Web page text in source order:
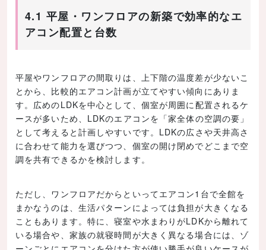
4.1 平屋・ワンフロアの新築で効率的なエ
アコン配置と台数
平屋やワンフロアの間取りは、上下階の温度差が少ないこ
とから、比較的エアコン計画が立てやすい傾向にありま
す。広めのLDKを中心として、個室が周囲に配置されるケ
ースが多いため、LDKのエアコンを「家全体の空調の要」
として考えると計画しやすいです。LDKの広さや天井高さ
に合わせて能力を選びつつ、個室の開け閉めでどこまで空
調を共有できるかを検討します。
ただし、ワンフロアだからといってエアコン1台で全館を
まかなうのは、生活パターンによっては負担が大きくなる
こともあります。特に、寝室や水まわりがLDKから離れて
いる場合や、家族の就寝時間が大きく異なる場合には、ゾ